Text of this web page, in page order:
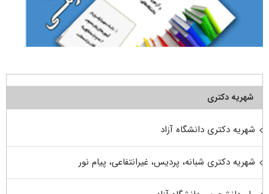
شهریه دکتری
شهریه دکتری دانشگاه آزاد
شهریه دکتری شبانه، پردیس، غیرانتفاعی، پیام نور